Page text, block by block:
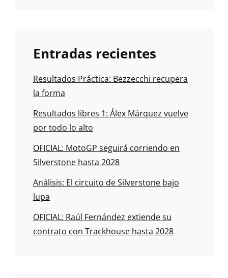
Entradas recientes
Resultados Práctica: Bezzecchi recupera
la forma
Resultados libres 1: Álex Márquez vuelve
por todo lo alto
OFICIAL: MotoGP seguirá corriendo en
Silverstone hasta 2028
Análisis: El circuito de Silverstone bajo
lupa
OFICIAL: Raúl Fernández extiende su
contrato con Trackhouse hasta 2028